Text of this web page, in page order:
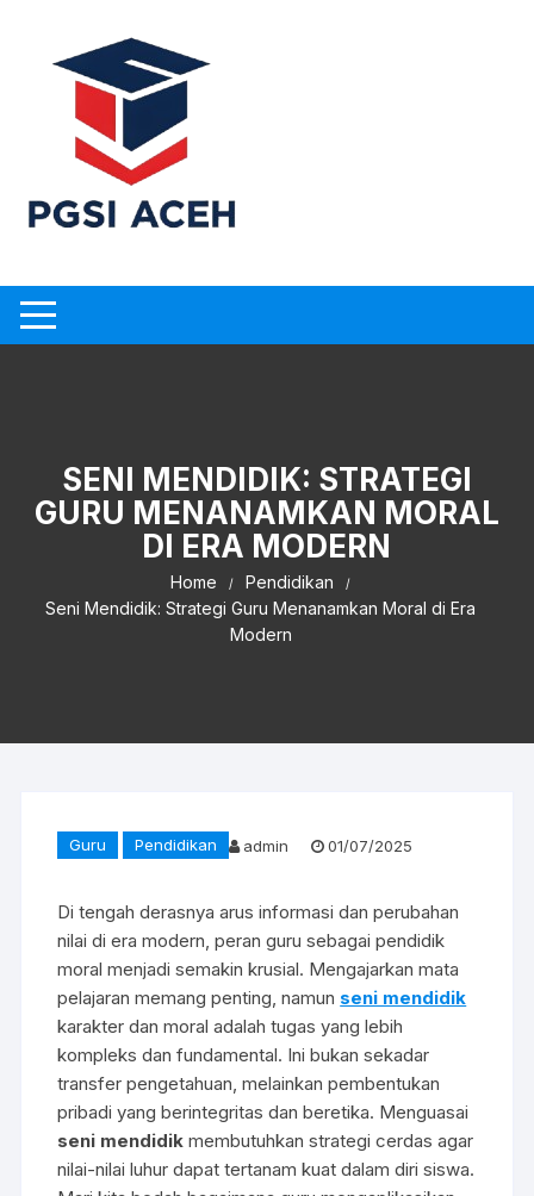
content
SENI MENDIDIK: STRATEGI
GURU MENANAMKAN MORAL
DI ERA MODERN
Home
Pendidikan
Seni Mendidik: Strategi Guru Menanamkan Moral di Era
Modern
Guru Pendidikan admin 01/07/2025
Di tengah derasnya arus informasi dan perubahan
nilai di era modern, peran guru sebagai pendidik
moral menjadi semakin krusial. Mengajarkan mata
pelajaran memang penting, namun seni mendidik
karakter dan moral adalah tugas yang lebih
kompleks dan fundamental. Ini bukan sekadar
transfer pengetahuan, melainkan pembentukan
pribadi yang berintegritas dan beretika. Menguasai
seni mendidik membutuhkan strategi cerdas agar
nilai-nilai luhur dapat tertanam kuat dalam diri siswa.